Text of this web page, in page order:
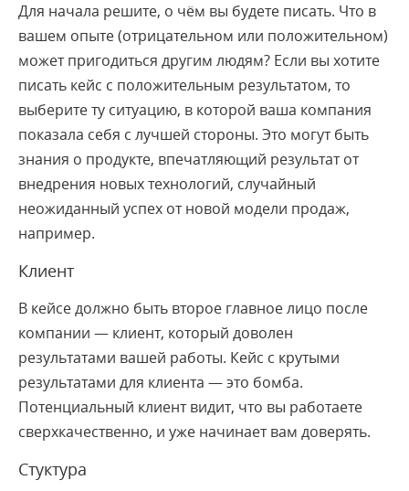
Для начала решите, о чём вы будете писать. Что в
вашем опыте (отрицательном или положительном)
может пригодиться другим людям? Если вы хотите
писать кейс с положительным результатом, то
выберите ту ситуацию, в которой ваша компания
показала себя с лучшей стороны. Это могут быть
знания о продукте, впечатляющий результат от
внедрения новых технологий, случайный
неожиданный успех от новой модели продаж,
например.
Клиент
В кейсе должно быть второе главное лицо после
компании — клиент, который доволен
результатами вашей работы. Кейс с крутыми
результатами для клиента — это бомба.
Потенциальный клиент видит, что вы работаете
сверхкачественно, и уже начинает вам доверять.
Стуктура